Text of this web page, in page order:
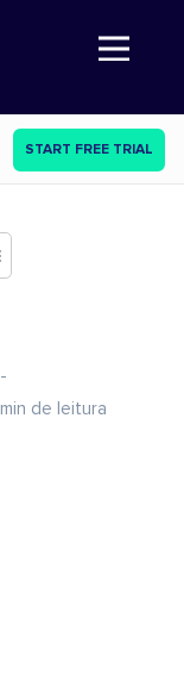
Abre a navegação
START FREE TRIAL
min de leitura